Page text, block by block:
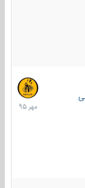
27
مهر
1395